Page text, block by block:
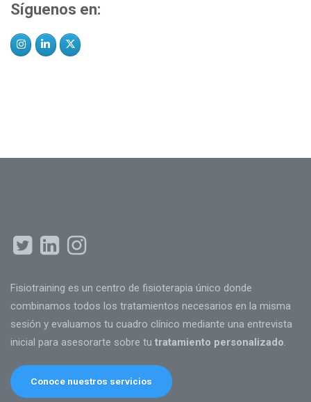
Síguenos en:
Fisiotraining es un centro de fisioterapia único donde
combinamos todos los tratamientos necesarios en la misma
sesión y evaluamos tu cuadro clínico mediante una entrevista
inicial para asesorarte sobre tu tratamiento personalizado.
Conoce nuestros servicios